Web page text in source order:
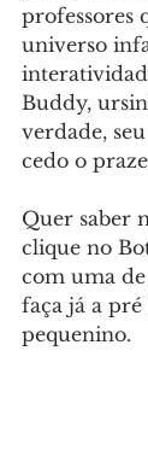
professores
universo
Buddy,
verdade,
cedo o
Quer saber
clique no
com uma de
faça já a
pequenino.